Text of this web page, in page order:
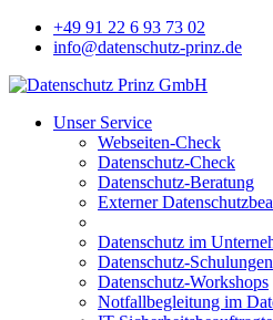
+49 91 22 6 93 73 02
info@datenschutz-prinz.de
Unser Service
Webseiten-Check
Datenschutz-Check
Datenschutz-Beratung
Externer
Datenschutz im
Datenschutz-Schulungen
Datenschutz-Workshops
Notfallbegleitung im